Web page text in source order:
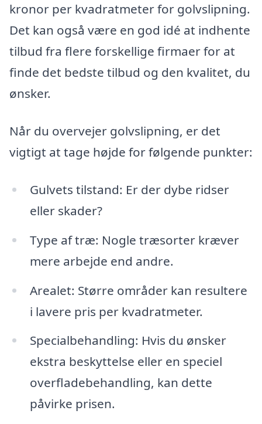
kronor per kvadratmeter for golvslipning.
Det kan også være en god idé at indhente
tilbud fra flere forskellige firmaer for at
finde det bedste tilbud og den kvalitet, du
ønsker.
Når du overvejer golvslipning, er det
vigtigt at tage højde for følgende punkter:
Gulvets tilstand: Er der dybe ridser
eller skader?
Type af træ: Nogle træsorter kræver
mere arbejde end andre.
Arealet: Større områder kan resultere
i lavere pris per kvadratmeter.
Specialbehandling: Hvis du ønsker
ekstra beskyttelse eller en speciel
overfladebehandling, kan dette
påvirke prisen.